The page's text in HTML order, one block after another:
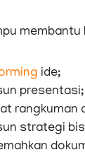
ide;
presentasi;
rangkuman
strategi